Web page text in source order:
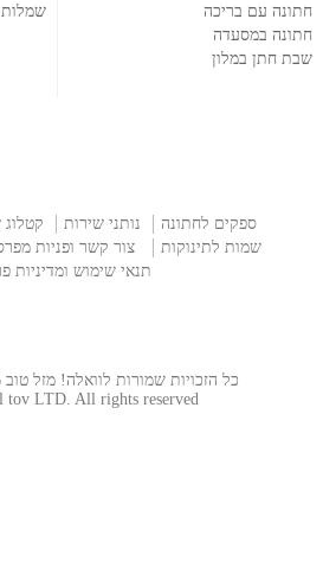
חתונה עם בריכה
חתונה במסעדה
שבת חתן במלון
שמלות
ספקים לחתונה נותני שירות
שמות לתינוקות
צור קשר ופניות
תנאי שימוש ומדיניות
כל הזכויות שמורות לוואלה! מזל טוב Copyright © 2026
tov LTD. All rights reserved